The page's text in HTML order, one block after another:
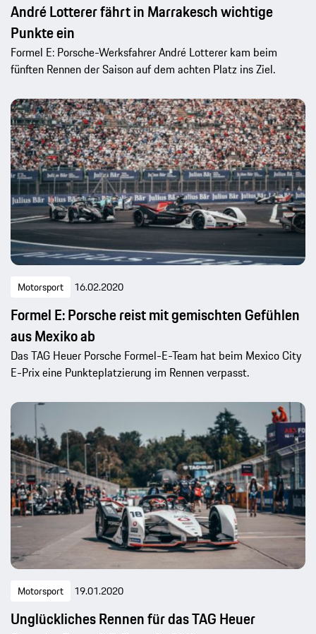
André Lotterer fährt in Marrakesch wichtige
Punkte ein
Formel E: Porsche-Werksfahrer André Lotterer kam beim
fünften Rennen der Saison auf dem achten Platz ins Ziel.
Motorsport 16.02.2020
Formel E: Porsche reist mit gemischten Gefühlen
aus Mexiko ab
Das TAG Heuer Porsche Formel-E-Team hat beim Mexico City
E-Prix eine Punkteplatzierung im Rennen verpasst.
Motorsport 19.01.2020
Unglückliches Rennen für das TAG Heuer